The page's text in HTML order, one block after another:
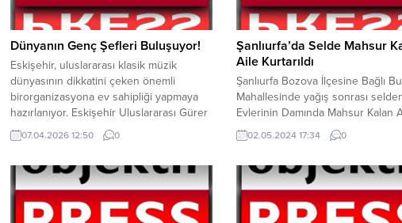
Dünyanın Genç Şefleri Buluşuyor!
Eskişehir, uluslararası klasik müzik
dünyasının dikkatini çeken önemli
birorganizasyona ev sahipliği yapmaya
hazırlanıyor. Eskişehir Uluslararası Gürer
AykalOrkestra Şefliği Yarışması
kapsamında ön eleme sonuçları açıklandı.
Gürer Aykal’a saygı niteliğinde
düzenlenenyarışmaya dünyanın dört bir
yanından yoğun başvuru yapılmıştı.
07.04.2026 12:50 0
Şanlıurfa’da Selde Mahsur
Aile Kurtarıldı
Şanlıurfa Bozova İlçesine Bağlı
Mahallesinde yağış sonrası
Evlerinin Damında Mahsur Kalan
Şanlıurfa su ve Kanalizasyon
İtfaiye Ekipleri Çalışmasıyla
evlerinin damında sel sularıyla
Şanlıurfa Su ve Kanalizasyon
itfaiye ekipleri, yoğun çaba
02.05.2024 17:34 0